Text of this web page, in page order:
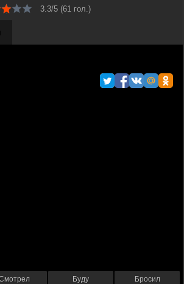
3.3/5 (61 гол.)
Буду Бросил